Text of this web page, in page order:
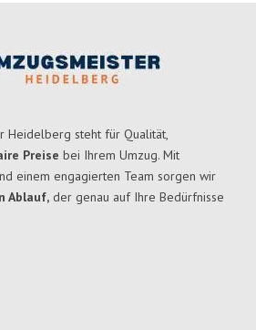
Heidelberg steht für Qualität,
Preise bei Ihrem Umzug. Mit
einem engagierten Team sorgen wir
Ablauf, der genau auf Ihre Bedürfnisse